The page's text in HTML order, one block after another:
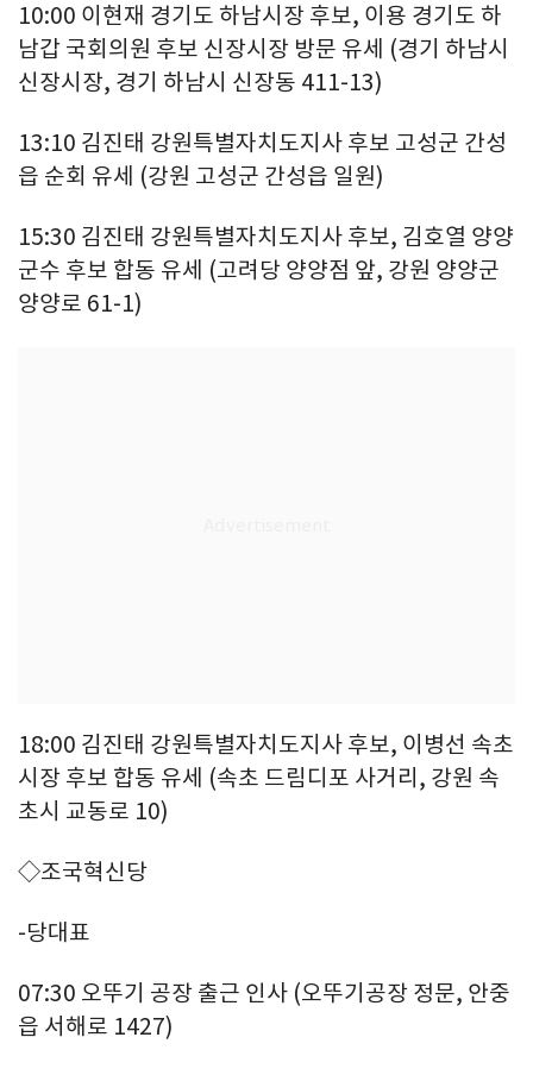
10:00 이현재 경기도 하남시장 후보, 이용 경기도 하
남갑 국회의원 후보 신장시장 방문 유세 (경기 하남시
신장시장, 경기 하남시 신장동 411-13)
13:10 김진태 강원특별자치도지사 후보 고성군 간성
읍 순회 유세 (강원 고성군 간성읍 일원)
15:30 김진태 강원특별자치도지사 후보, 김호열 양양
군수 후보 합동 유세 (고려당 양양점 앞, 강원 양양군
양양로 61-1)
18:00 김진태 강원특별자치도지사 후보, 이병선 속초
시장 후보 합동 유세 (속초 드림디포 사거리, 강원 속
초시 교동로 10)
◇조국혁신당
-당대표
07:30 오뚜기 공장 출근 인사 (오뚜기공장 정문, 안중
읍 서해로 1427)